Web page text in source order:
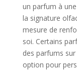
un parfum à
la signature
mesure de
soi. Certains
des parfums
option pour